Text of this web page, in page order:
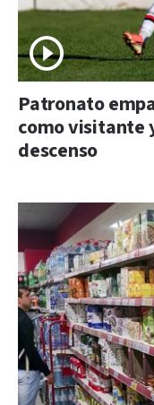
Patronato
como visitante
descenso